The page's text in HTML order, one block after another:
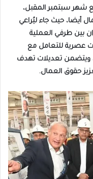
مطلع شهر سبتمبر المقبل،
أيضا، حيث جاء ليُراعي
بين طرفي العملية
عصرية للتعامل مع
ويتضمن تعديلات تهدف
حقوق العمال.